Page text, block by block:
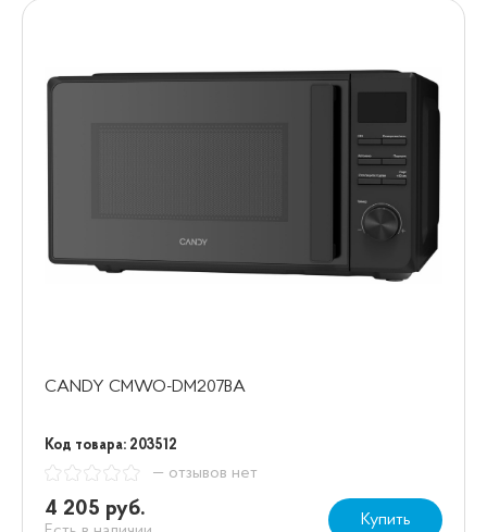
CANDY CMWO-DM207BA
Код товара: 203512
— отзывов нет
4 205 руб. Купить